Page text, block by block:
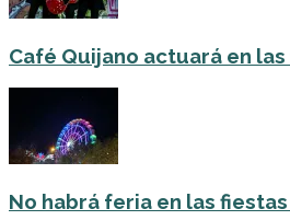
Café Quijano actuará en
No habrá feria en las